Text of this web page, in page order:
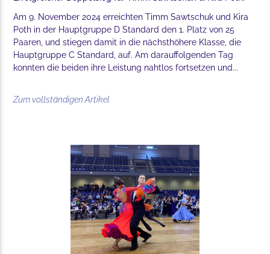
Am 9. November 2024 erreichten Timm Sawtschuk und Kira
Poth in der Hauptgruppe D Standard den 1. Platz von 25
Paaren, und stiegen damit in die nächsthöhere Klasse, die
Hauptgruppe C Standard, auf. Am darauffolgenden Tag
konnten die beiden ihre Leistung nahtlos fortsetzen und...
Zum vollständigen Artikel